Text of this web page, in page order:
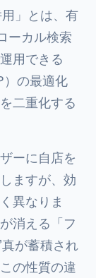
」とは、有
ーカル検索
用できる
の最適化
二重化する
ーに自店を
ますが、効
異なりま
消える「フ
が蓄積され
の性質の違